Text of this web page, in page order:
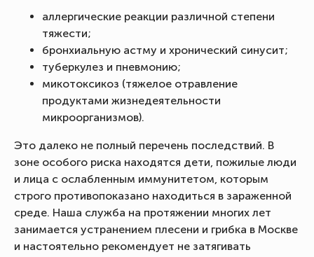
аллергические реакции различной степени
тяжести;
бронхиальную астму и хронический синусит;
туберкулез и пневмонию;
микотоксикоз (тяжелое отравление
продуктами жизнедеятельности
микроорганизмов).
Это далеко не полный перечень последствий. В
зоне особого риска находятся дети, пожилые люди
и лица с ослабленным иммунитетом, которым
строго противопоказано находиться в зараженной
среде. Наша служба на протяжении многих лет
занимается устранением плесени и грибка в Москве
и настоятельно рекомендует не затягивать